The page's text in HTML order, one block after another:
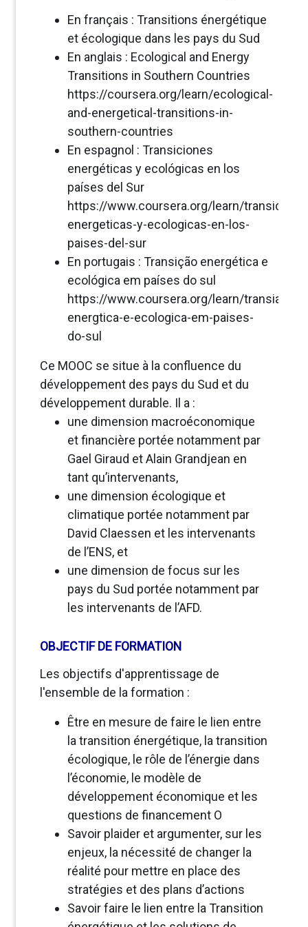
En français : Transitions énergétique
et écologique dans les pays du Sud
En anglais : Ecological and Energy
Transitions in Southern Countries
https://coursera.org/learn/ecological-
and-energetical-transitions-in-
southern-countries
En espagnol : Transiciones
energéticas y ecológicas en los
países del Sur
https://www.coursera.org/learn/
energeticas-y-ecologicas-en-los-
paises-del-sur
En portugais : Transição energética e
ecológica em países do sul
https://www.coursera.org/learn/transiao-
energtica-e-ecologica-em-paises-
do-sul
Ce MOOC se situe à la confluence du
développement des pays du Sud et du
développement durable. Il a :
une dimension macroéconomique
et financière portée notamment par
Gael Giraud et Alain Grandjean en
tant qu’intervenants,
une dimension écologique et
climatique portée notamment par
David Claessen et les intervenants
de l’ENS, et
une dimension de focus sur les
pays du Sud portée notamment par
les intervenants de l’AFD.
OBJECTIF DE FORMATION
Les objectifs d'apprentissage de
l'ensemble de la formation :
Être en mesure de faire le lien entre
la transition énergétique, la transition
écologique, le rôle de l’énergie dans
l’économie, le modèle de
développement économique et les
questions de financement O
Savoir plaider et argumenter, sur les
enjeux, la nécessité de changer la
réalité pour mettre en place des
stratégies et des plans d’actions
Savoir faire le lien entre la Transition